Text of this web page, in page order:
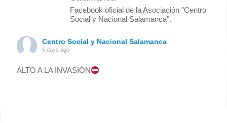
Facebook oficial de la Asociación "Centro
Social y Nacional Salamanca".
Centro Social y Nacional Salamanca
5 days ago
ALTO A LA INVASIÓN